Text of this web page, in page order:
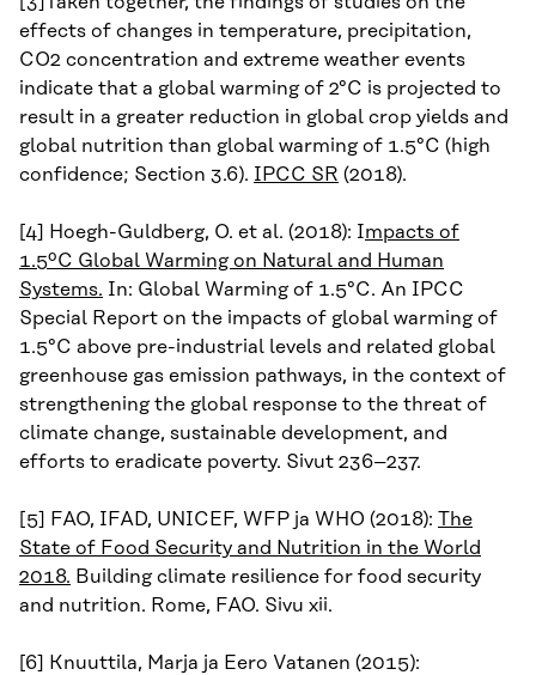
effects of changes in temperature, precipitation,
CO2 concentration and extreme weather events
indicate that a global warming of 2°C is projected to
result in a greater reduction in global crop yields and
global nutrition than global warming of 1.5°C (high
confidence; Section 3.6). IPCC SR (2018).
[4] Hoegh-Guldberg, O. et al. (2018): Impacts of
1.5ºC Global Warming on Natural and Human
Systems. In: Global Warming of 1.5°C. An IPCC
Special Report on the impacts of global warming of
1.5°C above pre-industrial levels and related global
greenhouse gas emission pathways, in the context of
strengthening the global response to the threat of
climate change, sustainable development, and
efforts to eradicate poverty. Sivut 236–237.
[5] FAO, IFAD, UNICEF, WFP ja WHO (2018): The
State of Food Security and Nutrition in the World
2018. Building climate resilience for food security
and nutrition. Rome, FAO. Sivu xii.
[6] Knuuttila, Marja ja Eero Vatanen (2015):